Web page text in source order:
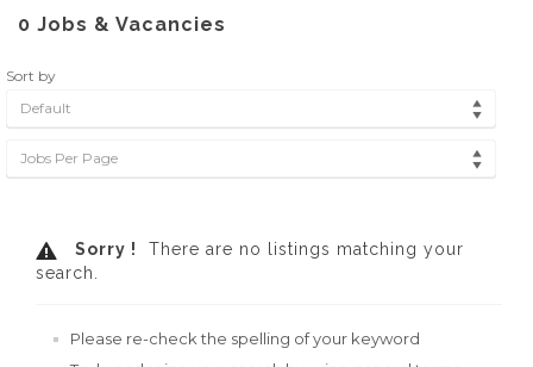
0 Jobs & Vacancies
Sort by
Default
Jobs Per Page
Sorry !
There are no listings matching your
search.
Please re-check the spelling of your keyword